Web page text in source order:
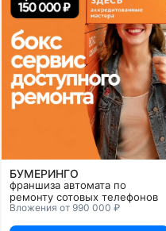
БУМЕРИНГО
франшиза автомата по
ремонту сотовых телефонов
Вложения от 990 000 ₽